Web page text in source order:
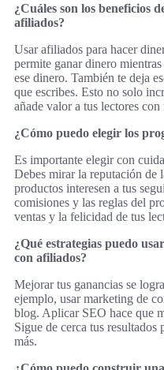
¿Cuáles son los beneficios
afiliados?
Usar afiliados para hacer
permite ganar dinero
ese dinero. También te deja
que escribes. Esto no solo
añade valor a tus lectores
¿Cómo puedo elegir los
Es importante elegir con
Debes mirar la reputación de
productos interesen a tus
comisiones y las reglas del
ventas y la felicidad de tus
¿Qué estrategias puedo
con afiliados?
Mejorar tus ganancias se
ejemplo, usar marketing de
blog. Aplicar SEO hace que
Sigue de cerca tus resultados
más.